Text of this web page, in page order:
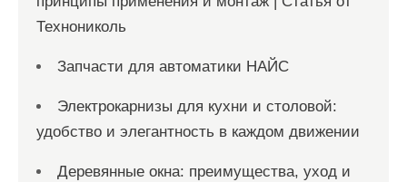
Технониколь
Запчасти для автоматики НАЙС
Электрокарнизы для кухни и столовой:
удобство и элегантность в каждом движении
Деревянные окна: преимущества, уход и